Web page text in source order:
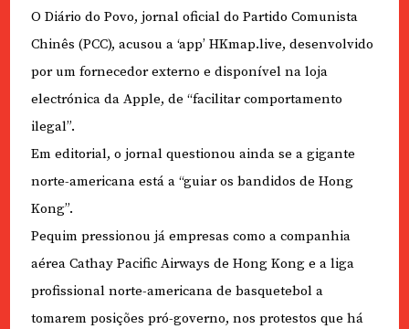
O Diário do Povo, jornal oficial do Partido Comunista
Chinês (PCC), acusou a ‘app’ HKmap.live, desenvolvido
por um fornecedor externo e disponível na loja
electrónica da Apple, de “facilitar comportamento
ilegal”.
Em editorial, o jornal questionou ainda se a gigante
norte-americana está a “guiar os bandidos de Hong
Kong”.
Pequim pressionou já empresas como a companhia
aérea Cathay Pacific Airways de Hong Kong e a liga
profissional norte-americana de basquetebol a
tomarem posições pró-governo, nos protestos que há